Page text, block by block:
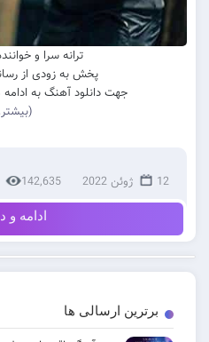
ترانه سرا و
پخش به زودی از
جهت دانلود آهنگ به
12 ژوئن 2022 142,635
ادامه و
برترین ارسالی ها